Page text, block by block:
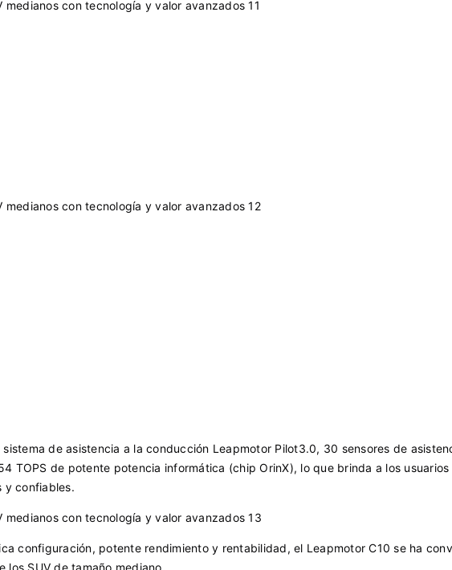
de asistencia a la conducción Leapmotor Pilot3.0, 30 sensores de
TOPS de potente potencia informática (chip OrinX), lo que brinda a los
y confiables.
configuración, potente rendimiento y rentabilidad, el Leapmotor C10 se ha
los SUV de tamaño mediano.